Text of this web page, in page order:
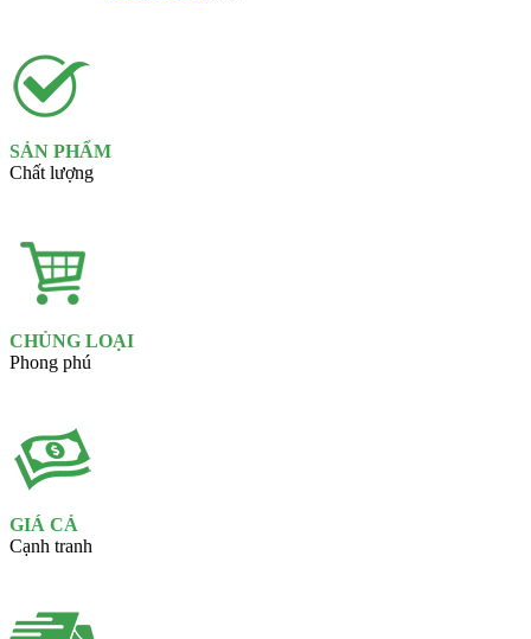
SẢN PHẨM
Chất lượng
CHỦNG LOẠI
Phong phú
GIÁ CẢ
Cạnh tranh